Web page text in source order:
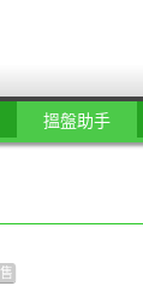
搵盤助手